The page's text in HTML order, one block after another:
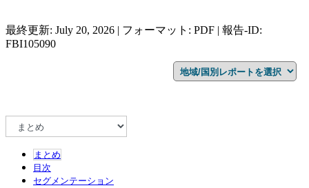
最終更新: July 20, 2026 | フォーマット: PDF | 報告-ID:
FBI105090
まとめ
目次
セグメンテーション